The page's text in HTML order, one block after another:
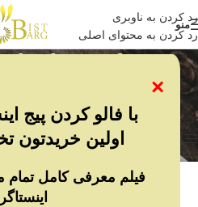
رد کردن به ناوبری
رد کردن به محتوای اصلی
منو
خانه شکار و طبیعت گردی
نمایش 13–19 از 19 نتیجه
مشاهده فیلترها
×
با فالو کردن پیج
اولین خریدتون
فیلم معرفی کامل تمام